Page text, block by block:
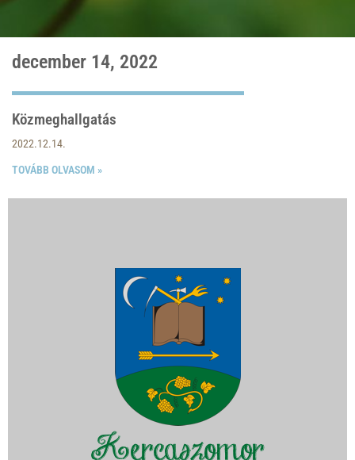
december 14, 2022
Közmeghallgatás
2022.12.14.
TOVÁBB OLVASOM »